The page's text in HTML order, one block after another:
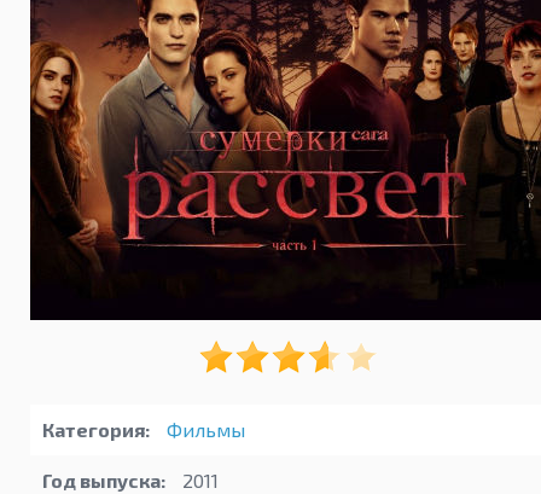
Категория: Фильмы
Год выпуска: 2011